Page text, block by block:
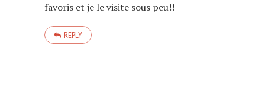
favoris et je le visite sous peu!!
REPLY